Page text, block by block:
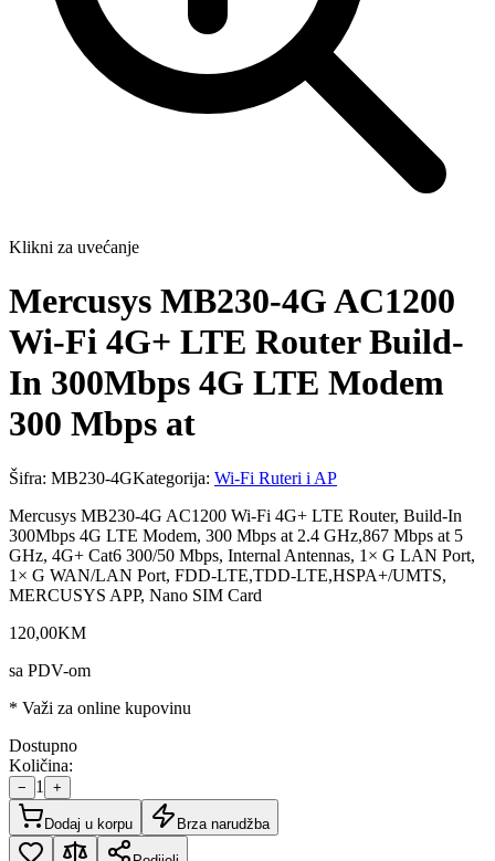
Klikni za uvećanje
Mercusys MB230-4G AC1200
Wi-Fi 4G+ LTE Router Build-
In 300Mbps 4G LTE Modem
300 Mbps at
Šifra: MB230-4GKategorija: Wi-Fi Ruteri i AP
Mercusys MB230-4G AC1200 Wi-Fi 4G+ LTE Router, Build-In
300Mbps 4G LTE Modem, 300 Mbps at 2.4 GHz,867 Mbps at 5
GHz, 4G+ Cat6 300/50 Mbps, Internal Antennas, 1× G LAN Port,
1× G WAN/LAN Port, FDD-LTE,TDD-LTE,HSPA+/UMTS,
MERCUSYS APP, Nano SIM Card
120,00KM
sa PDV-om
* Važi za online kupovinu
Dostupno
Količina:
− 1 +
Dodaj u korpu Brza narudžba